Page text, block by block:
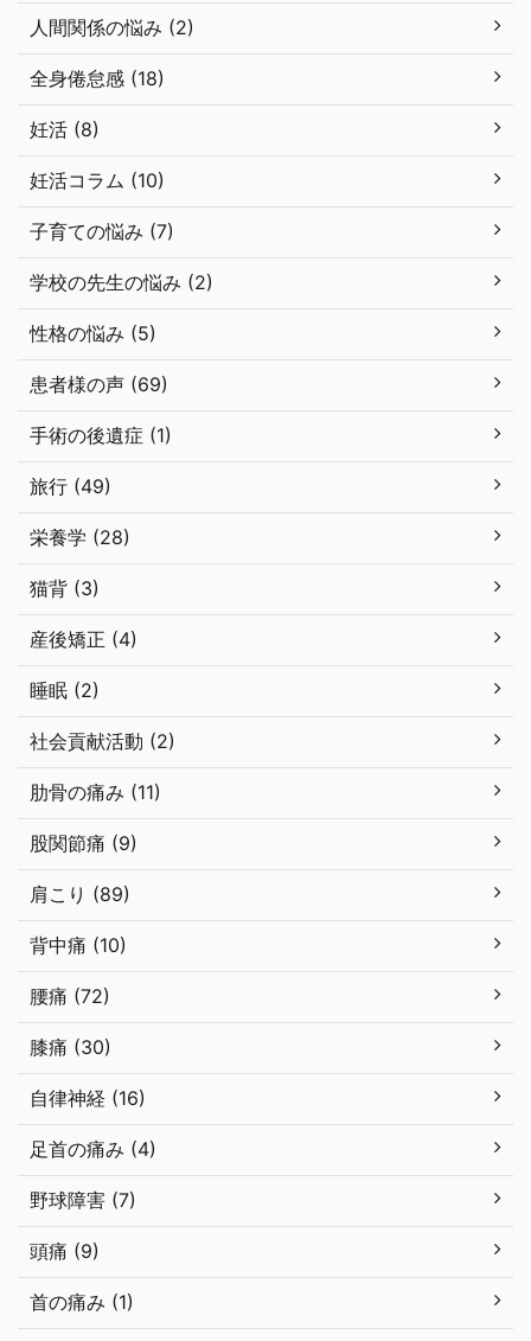
人間関係の悩み (2)
全身倦怠感 (18)
妊活 (8)
妊活コラム (10)
子育ての悩み (7)
学校の先生の悩み (2)
性格の悩み (5)
患者様の声 (69)
手術の後遺症 (1)
旅行 (49)
栄養学 (28)
猫背 (3)
産後矯正 (4)
睡眠 (2)
社会貢献活動 (2)
肋骨の痛み (11)
股関節痛 (9)
肩こり (89)
背中痛 (10)
腰痛 (72)
膝痛 (30)
自律神経 (16)
足首の痛み (4)
野球障害 (7)
頭痛 (9)
首の痛み (1)